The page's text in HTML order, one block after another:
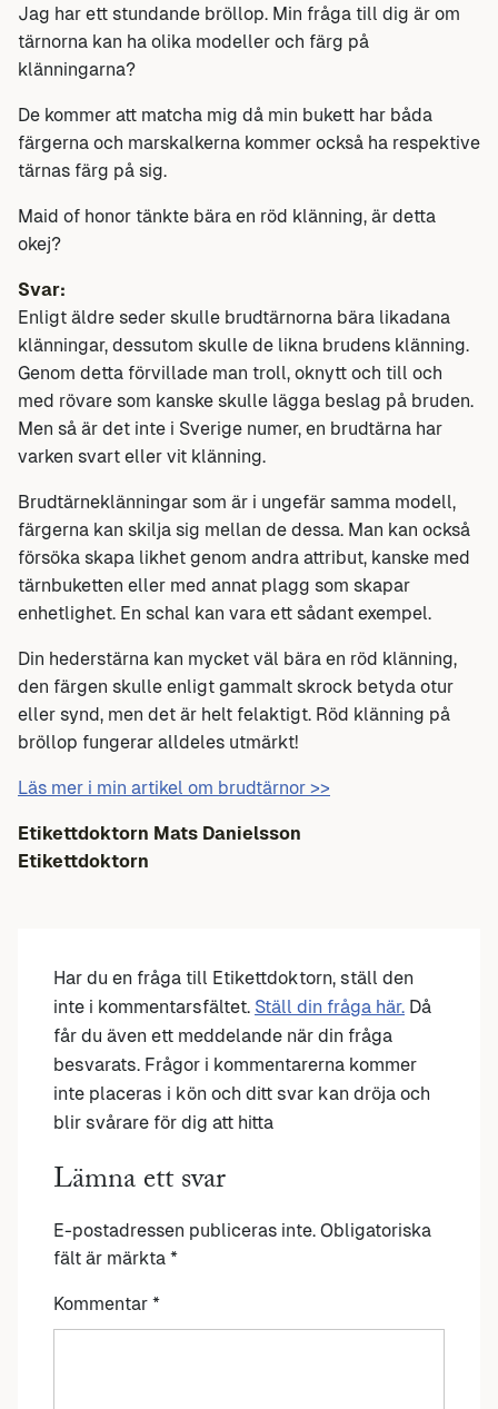
Jag har ett stundande bröllop. Min fråga till dig är om
tärnorna kan ha olika modeller och färg på
klänningarna?
De kommer att matcha mig då min bukett har båda
färgerna och marskalkerna kommer också ha respektive
tärnas färg på sig.
Maid of honor tänkte bära en röd klänning, är detta
okej?
Svar:
Enligt äldre seder skulle brudtärnorna bära likadana
klänningar, dessutom skulle de likna brudens klänning.
Genom detta förvillade man troll, oknytt och till och
med rövare som kanske skulle lägga beslag på bruden.
Men så är det inte i Sverige numer, en brudtärna har
varken svart eller vit klänning.
Brudtärneklänningar som är i ungefär samma modell,
färgerna kan skilja sig mellan de dessa. Man kan också
försöka skapa likhet genom andra attribut, kanske med
tärnbuketten eller med annat plagg som skapar
enhetlighet. En schal kan vara ett sådant exempel.
Din hederstärna kan mycket väl bära en röd klänning,
den färgen skulle enligt gammalt skrock betyda otur
eller synd, men det är helt felaktigt. Röd klänning på
bröllop fungerar alldeles utmärkt!
Läs mer i min artikel om brudtärnor >>
Etikettdoktorn Mats Danielsson
Etikettdoktorn
Har du en fråga till Etikettdoktorn, ställ den
inte i kommentarsfältet. Ställ din fråga här. Då
får du även ett meddelande när din fråga
besvarats. Frågor i kommentarerna kommer
inte placeras i kön och ditt svar kan dröja och
blir svårare för dig att hitta
Lämna ett svar
E-postadressen publiceras inte. Obligatoriska
fält är märkta *
Kommentar *